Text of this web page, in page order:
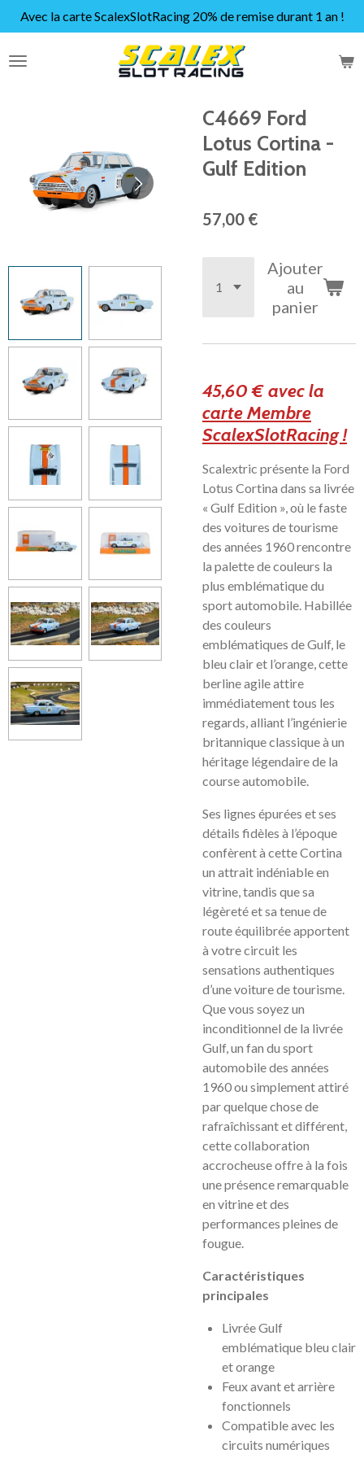
Passer
au
contenu
Avec la carte ScalexSlotRacing 20% de remise durant 1 an !
C4669 Ford
Lotus Cortina -
Gulf Edition
57,00 €
Ajouter
au
panier
45,60 € avec la
carte Membre
ScalexSlotRacing !
Scalextric présente la Ford
Lotus Cortina dans sa livrée
« Gulf Edition », où le faste
des voitures de tourisme
des années 1960 rencontre
la palette de couleurs la
plus emblématique du
sport automobile. Habillée
des couleurs
emblématiques de Gulf, le
bleu clair et l’orange, cette
berline agile attire
immédiatement tous les
regards, alliant l’ingénierie
britannique classique à un
héritage légendaire de la
course automobile.
Ses lignes épurées et ses
détails fidèles à l’époque
confèrent à cette Cortina
un attrait indéniable en
vitrine, tandis que sa
légèreté et sa tenue de
route équilibrée apportent
à votre circuit les
sensations authentiques
d’une voiture de tourisme.
Que vous soyez un
inconditionnel de la livrée
Gulf, un fan du sport
automobile des années
1960 ou simplement attiré
par quelque chose de
rafraîchissant et différent,
cette collaboration
accrocheuse offre à la fois
une présence remarquable
en vitrine et des
performances pleines de
fougue.
Caractéristiques
principales
Livrée Gulf
emblématique bleu clair
et orange
Feux avant et arrière
fonctionnels
Compatible avec les
circuits numériques